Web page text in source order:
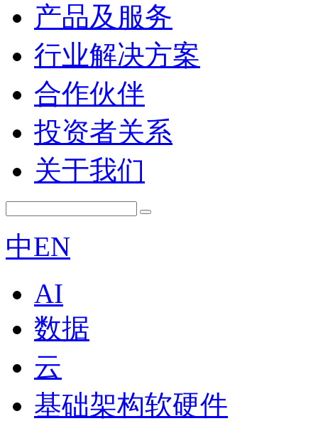
产品及服务
行业解决方案
合作伙伴
投资者关系
关于我们
中EN
AI
数据
云
基础架构软硬件